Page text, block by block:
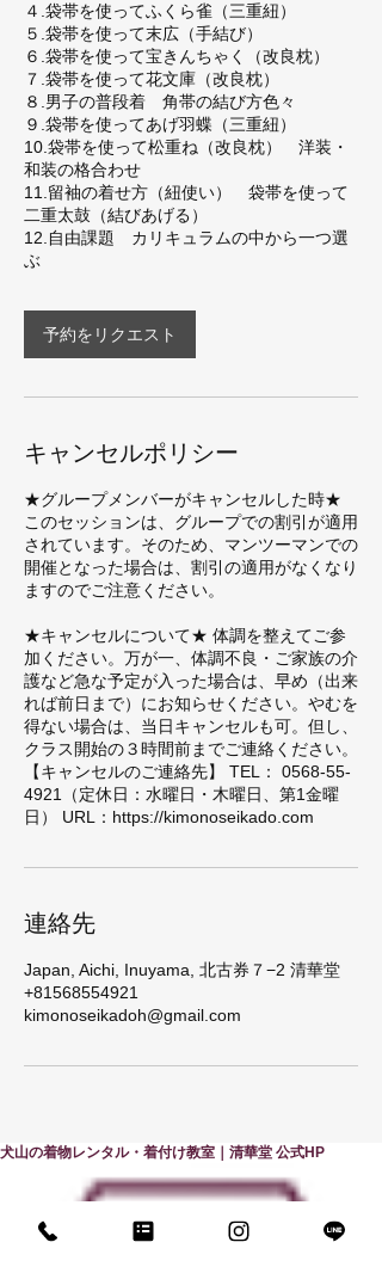
４.袋帯を使ってふくら雀（三重紐）
５.袋帯を使って末広（手結び）
６.袋帯を使って宝きんちゃく（改良枕）
７.袋帯を使って花文庫（改良枕）
８.男子の普段着 角帯の結び方色々
９.袋帯を使ってあげ羽蝶（三重紐）
10.袋帯を使って松重ね（改良枕） 洋装・
和装の格合わせ
11.留袖の着せ方（紐使い） 袋帯を使って
二重太鼓（結びあげる）
12.自由課題 カリキュラムの中から一つ選
予約をリクエスト
キャンセルポリシー
★グループメンバーがキャンセルした時★
このセッションは、グループでの割引が適用
されています。そのため、マンツーマンでの
開催となった場合は、割引の適用がなくなり
ますのでご注意ください。
★キャンセルについて★ 体調を整えてご参
加ください。万が一、体調不良・ご家族の介
護など急な予定が入った場合は、早め（出来
れば前日まで）にお知らせください。やむを
得ない場合は、当日キャンセルも可。但し、
クラス開始の３時間前までご連絡ください。
【キャンセルのご連絡先】 TEL： 0568-55-
4921（定休日：水曜日・木曜日​、第1金曜
日） URL：https://kimonoseikado.com
連絡先
Japan, Aichi, Inuyama, 北古券７−2 清華堂
+81568554921
kimonoseikadoh@gmail.com
犬山の着物レンタル・着付け教室｜清華堂 公式HP